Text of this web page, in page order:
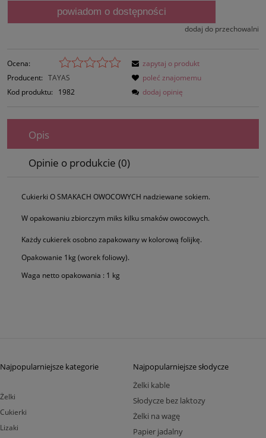
powiadom o dostępności
dodaj do przechowalni
Ocena:
Producent: TAYAS
Kod produktu:
1982
zapytaj o produkt
poleć znajomemu
dodaj opinię
Opis
Opinie o produkcie (0)
Cukierki O SMAKACH OWOCOWYCH nadziewane sokiem.
W opakowaniu zbiorczym miks kilku smaków owocowych.
Każdy cukierek osobno zapakowany w kolorową folijkę.
Opakowanie 1kg (worek foliowy).
Waga netto opakowania : 1 kg
Najpopularniejsze kategorie
Żelki
Cukierki
Lizaki
Najpopularniejsze słodycze
Żelki kable
Słodycze bez laktozy
Żelki na wagę
Papier jadalny